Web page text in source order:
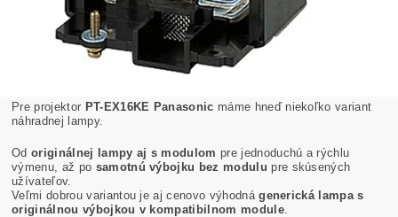
Pre projektor PT-EX16KE Panasonic máme hneď niekoľko variant
náhradnej lampy.
Odoriginálnej lampy aj s modulom pre jednoduchú a rýchlu
výmenu, až po samotnú výbojku bez modulu pre skúsených
užívateľov.
Veľmi dobrou variantou je aj cenovo výhodnágenerická lampa s
originálnou výbojkou v kompatibilnom module.